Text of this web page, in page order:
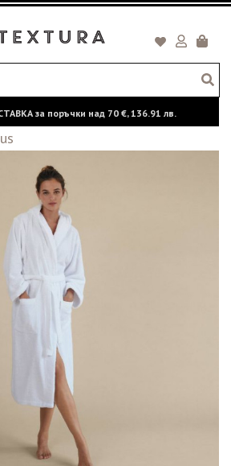
за поръчки над 70 €,136.91 лв.